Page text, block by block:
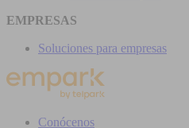
EMPRESAS
Soluciones para empresas
Conócenos